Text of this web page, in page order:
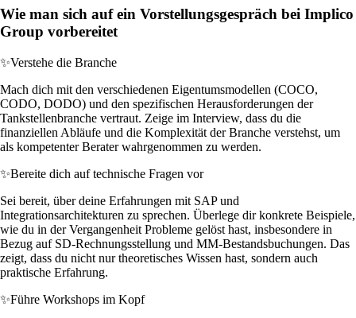
Wie man sich auf ein Vorstellungsgespräch bei Implico
Group vorbereitet
✨Verstehe die Branche
Mach dich mit den verschiedenen Eigentumsmodellen (COCO,
CODO, DODO) und den spezifischen Herausforderungen der
Tankstellenbranche vertraut. Zeige im Interview, dass du die
finanziellen Abläufe und die Komplexität der Branche verstehst, um
als kompetenter Berater wahrgenommen zu werden.
✨Bereite dich auf technische Fragen vor
Sei bereit, über deine Erfahrungen mit SAP und
Integrationsarchitekturen zu sprechen. Überlege dir konkrete Beispiele,
wie du in der Vergangenheit Probleme gelöst hast, insbesondere in
Bezug auf SD-Rechnungsstellung und MM-Bestandsbuchungen. Das
zeigt, dass du nicht nur theoretisches Wissen hast, sondern auch
praktische Erfahrung.
✨Führe Workshops im Kopf